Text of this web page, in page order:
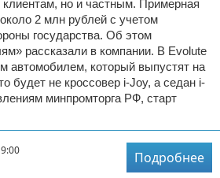
но и частным. Примерная
2 млн рублей с учетом
государства. Об этом
рассказали в компании. В Evolute
автомобилем, который выпустят на
будет не кроссовер i-Joy, а седан i-
минпромторга РФ, старт
Подробнее